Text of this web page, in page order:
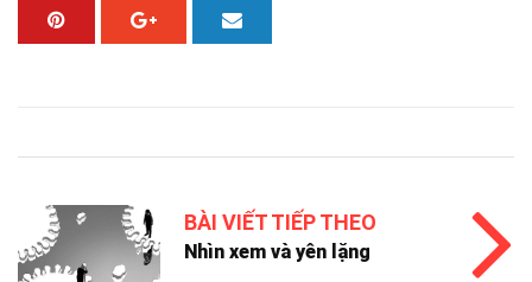
BÀI VIẾT TIẾP THEO
Nhìn xem và yên lặng